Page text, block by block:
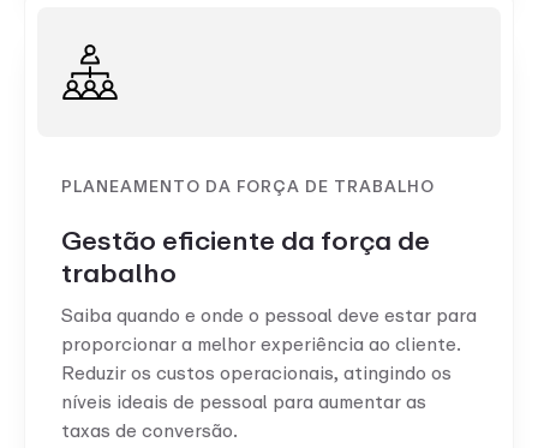
PLANEAMENTO DA FORÇA DE TRABALHO
Gestão eficiente da força de
trabalho
Saiba quando e onde o pessoal deve estar para
proporcionar a melhor experiência ao cliente.
Reduzir os custos operacionais, atingindo os
níveis ideais de pessoal para aumentar as
taxas de conversão.